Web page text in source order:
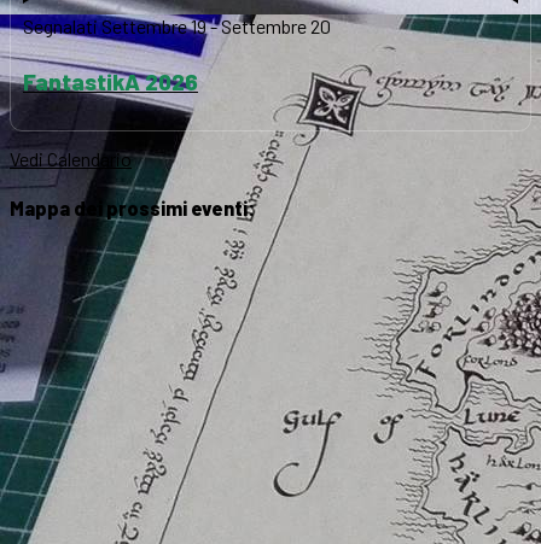
SegnalatiSettembre 19-Settembre 20
FantastikA 2026
Vedi Calendario
Mappa dei prossimi eventi: